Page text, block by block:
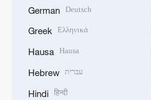
German Deutsch
Greek Ελληνικά
Hausa Hausa
Hebrew עברית
Hindi हिन्दी